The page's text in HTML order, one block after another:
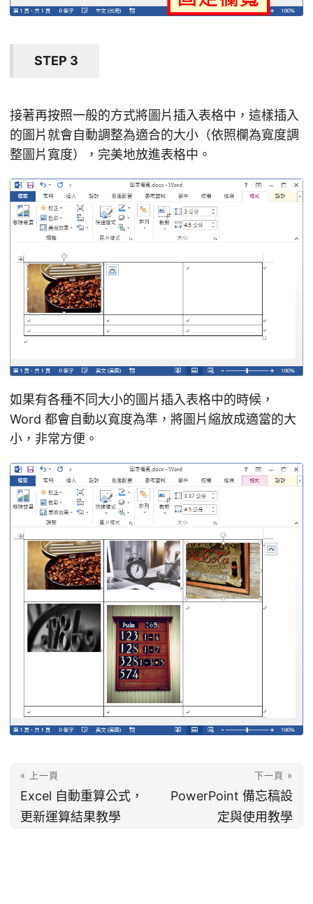
STEP 3
接著再按照一般的方式將圖片插入表格中，這樣插入
的圖片就會自動調整為適合的大小（依照欄為寬度調
整圖片寬度），完美地放進表格中。
如果有各種不同大小的圖片插入表格中的時候，
Word 都會自動以寬度為準，將圖片縮放成適當的大
小，非常方便。
« 上一頁
Excel 自動重算公式，
更新運算結果教學
下一頁 »
PowerPoint 備忘稿設
定與使用教學